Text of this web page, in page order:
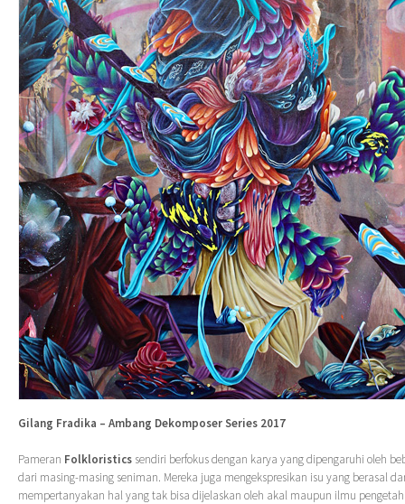
Gilang Fradika – Ambang Dekomposer Series 2017
Pameran Folkloristics sendiri berfokus dengan karya yang dipengaruhi oleh
dari masing-masing seniman. Mereka juga mengekspresikan isu yang berasal
mempertanyakan hal yang tak bisa dijelaskan oleh akal maupun ilmu